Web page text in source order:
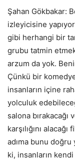
Şahan Gökbakar:
izleyicisine
gibi herhangi bir
grubu tatmin
arzum da yok.
Çünkü bir
insanların içine
yolculuk
salona bırakacağı
karşılığını
adıma bunu
ki, insanların